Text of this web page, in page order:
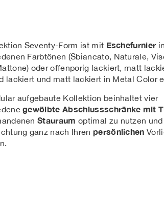
Seventy-Form ist mit Eschefurnier
Farbtönen (Sbiancato, Naturale,
oder offenporig lackiert, matt
lackiert und matt lackiert in Metal Color
aufgebaute Kollektion beinhaltet vier
gewölbte Abschlussschränke mit
Stauraum optimal zu nutzen
ganz nach Ihren persönlichen